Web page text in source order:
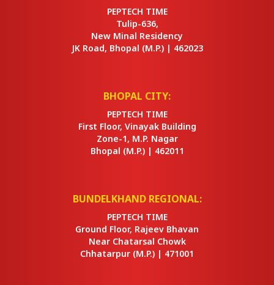
PEPTECH TIME
Tulip-636,
New Minal Residency
JK Road, Bhopal (M.P.) | 462023
BHOPAL CITY:
PEPTECH TIME
First Floor, Vinayak Building
Zone-1, M.P. Nagar
Bhopal (M.P.) | 462011
BUNDELKHAND REGIONAL:
PEPTECH TIME
Ground Floor, Rajeev Bhavan
Near Chatarsal Chowk
Chhatarpur (M.P.) | 471001